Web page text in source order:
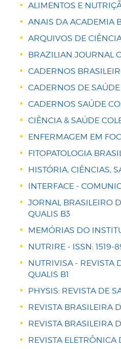
ALIMENTOS E
ANAIS DA ACADEMIA
ARQUIVOS DE
BRAZILIAN JOURNAL
CADERNOS
CADERNOS DE
CADERNOS SAÚDE
CIÊNCIA & SAÚDE
ENFERMAGEM EM
FITOPATOLOGIA
HISTÓRIA, CIÊNCIAS,
INTERFACE -
JORNAL BRASILEIRO
QUALIS B3
MEMÓRIAS DO
NUTRIRE - ISSN: 1519-
NUTRIVISA - REVISTA
QUALIS B1
PHYSIS: REVISTA DE
REVISTA BRASILEIRA
REVISTA BRASILEIRA
REVISTA